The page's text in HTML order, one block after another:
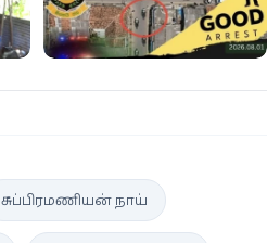
சுப்பிரமணியன் நாய்